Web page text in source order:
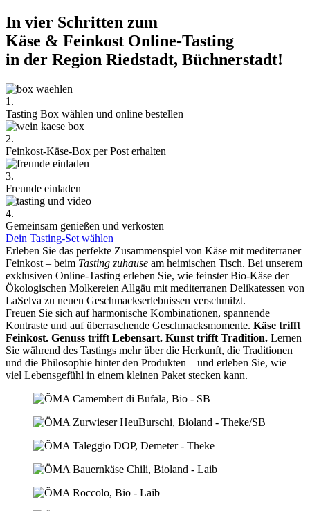
In vier Schritten zum
Käse & Feinkost Online-Tasting
in der Region Riedstadt, Büchnerstadt!
1.
Tasting Box wählen und online bestellen
2.
Feinkost-Käse-Box per Post erhalten
3.
Freunde einladen
4.
Gemeinsam genießen und verkosten
Dein Tasting-Set wählen
Erleben Sie das perfekte Zusammenspiel von Käse mit mediterraner
Feinkost – beim Tasting zuhause am heimischen Tisch. Bei unserem
exklusiven Online-Tasting erleben Sie, wie feinster Bio-Käse der
Ökologischen Molkereien Allgäu mit mediterranen Delikatessen von
LaSelva zu neuen Geschmackserlebnissen verschmilzt.
Freuen Sie sich auf harmonische Kombinationen, spannende
Kontraste und auf überraschende Geschmacksmomente. Käse trifft
Feinkost. Genuss trifft Lebensart. Kunst trifft Tradition. Lernen
Sie während des Tastings mehr über die Herkunft, die Traditionen
und die Philosophie hinter den Produkten – und erleben Sie, wie
viel Lebensgefühl in einem kleinen Paket stecken kann.